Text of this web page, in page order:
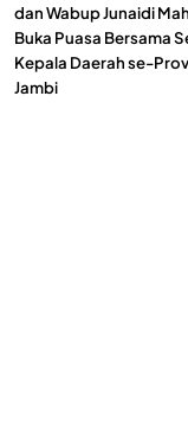
dan Wabup Junaidi
Buka Puasa Bersama
Kepala Daerah se-
Jambi